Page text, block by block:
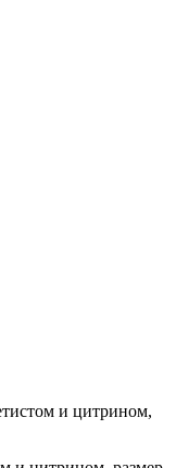
и цитрином,